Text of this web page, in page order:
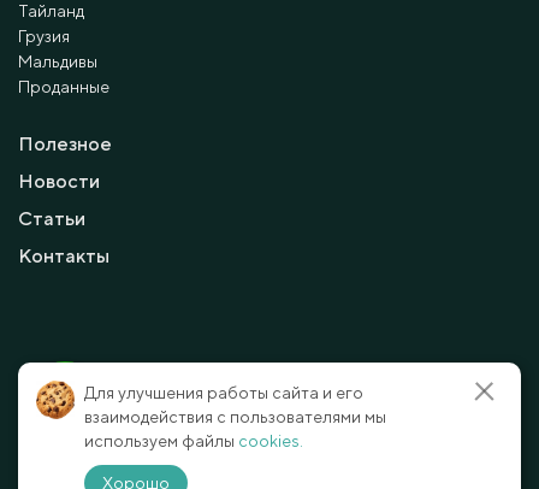
Тайланд
Грузия
Мальдивы
Проданные
Полезное
Новости
Статьи
Контакты
официальный сайт.
Все права защищены.
Условия и политика конфиденциальности
Для улучшения работы сайта и его
взаимодействия с пользователями мы
используем файлы cookies.
Хорошо